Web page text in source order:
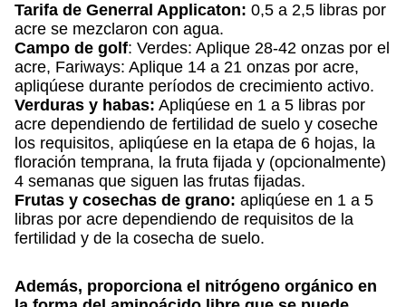
Tarifa de Generral Applicaton: 0,5 a 2,5 libras por
acre se mezclaron con agua.
Campo de golf: Verdes: Aplique 28-42 onzas por el
acre, Fariways: Aplique 14 a 21 onzas por acre,
apliqúese durante períodos de crecimiento activo.
Verduras y habas: Apliqúese en 1 a 5 libras por
acre dependiendo de fertilidad de suelo y coseche
los requisitos, apliqúese en la etapa de 6 hojas, la
floración temprana, la fruta fijada y (opcionalmente)
4 semanas que siguen las frutas fijadas.
Frutas y cosechas de grano: apliqúese en 1 a 5
libras por acre dependiendo de requisitos de la
fertilidad y de la cosecha de suelo.
Además, proporciona el nitrógeno orgánico en